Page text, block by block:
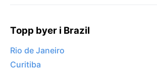
Topp byer i Brazil
Rio de Janeiro
Curitiba